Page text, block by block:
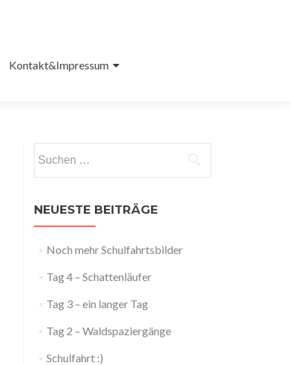
Kontakt&Impressum
nach:
NEUESTE BEITRÄGE
Noch mehr Schulfahrtsbilder
Tag 4 – Schattenläufer
Tag 3 – ein langer Tag
Tag 2 – Waldspaziergänge
Schulfahrt :)